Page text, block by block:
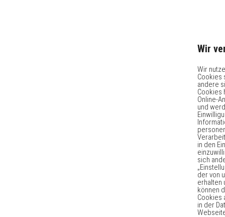
Wir
Wir
Cookies
andere
Cookies
Online-
und
in den
sich
der von
erhalten
können
Cookies
in der